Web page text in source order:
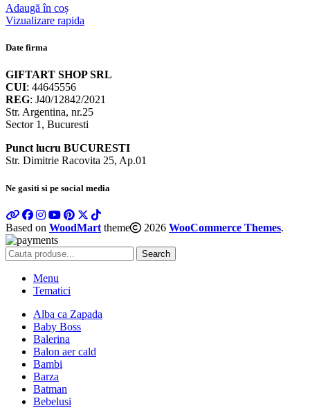
Adaugă în coș
Vizualizare rapida
Date firma
GIFTART SHOP SRL
CUI: 44645556
REG: J40/12842/2021
Str. Argentina, nr.25
Sector 1, Bucuresti
Punct lucru BUCURESTI
Str. Dimitrie Racovita 25, Ap.01
Ne gasiti si pe social media
Based on WoodMart theme 2026 WooCommerce Themes.
Search
Menu
Tematici
Alba ca Zapada
Baby Boss
Balerina
Balon aer cald
Bambi
Barza
Batman
Bebelusi